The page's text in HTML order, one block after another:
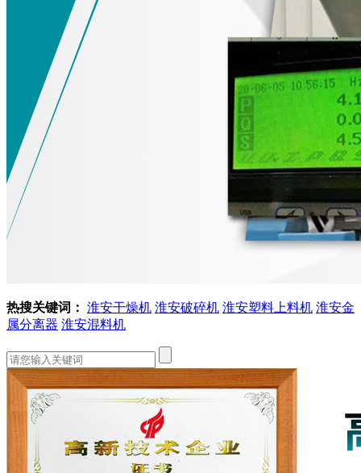
热搜关键词： 淮安干燥机 淮安破碎机 淮安塑料上料机 淮安金
属分离器 淮安混料机